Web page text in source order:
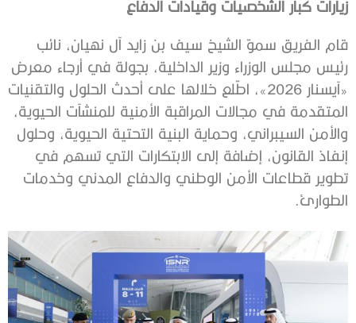
زيارات كبار الشخصيات وقيادات الدفاع
قام الفريق سموّ الشيخ سيف بن زايد آل نهيان، نائب
رئيس مجلس الوزراء وزير الداخلية، بجولة في أرجاء معرض
«آيسنار 2026»، اطّلع خلالها على أحدث الحلول والتقنيات
المتقدمة في مجالات المراقبة الأمنية للمنشآت الحيوية،
والأمن السيبراني، وحماية البنية التحتية الحيوية، وحلول
إنفاذ القانون، إضافة إلى الابتكارات التي تسهم في
تطوير قطاعات الأمن الوطني والدفاع المدني وخدمات
الطوارئ.